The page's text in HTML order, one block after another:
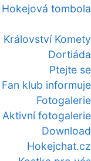
Hokejová tombola
Království Komety
Dortiáda
Ptejte se
Fan klub informuje
Fotogalerie
Aktivní fotogalerie
Download
Hokejchat.cz